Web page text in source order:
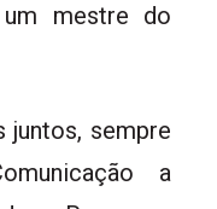
mestre do
juntos, sempre
a